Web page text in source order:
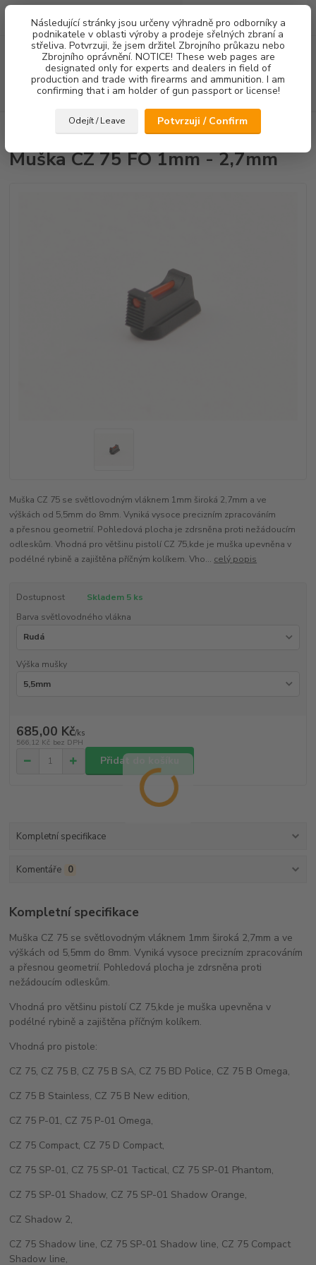
Následující stránky jsou určeny výhradně pro odborníky a
podnikatele v oblasti výroby a prodeje sřelných zbraní a
střeliva. Potvrzuji, že jsem držitel Zbrojního průkazu nebo
Zbrojního oprávnění. NOTICE! These web pages are
designated only for experts and dealers in field of
production and trade with firearms and ammunition. I am
confirming that i am holder of gun passport or license!
Odejít / Leave Potvrzuji / Confirm
Menu
Hledat
za0,00 Kč
Muška CZ 75 FO 1mm - 2,7mm
Muška CZ 75 FO 1mm - 2,7mm
Muška CZ 75 se světlovodným vláknem 1mm široká 2,7mm a ve
výškách od 5,5mm do 8mm. Vyniká vysoce precizním zpracováním
a přesnou geometrií. Pohledová plocha je zdrsněna proti nežádoucím
odleskům. Vhodná pro většinu pistolí CZ 75,kde je muška upevněna v
podélné rybině a zajištěna příčným kolíkem. Vho... celý popis
Dostupnost
Skladem 5 ks
Barva světlovodného vlákna
Výška mušky
685,00 Kč/ks
566,12 Kč bez DPH
Přidat do košíku
Kompletní specifikace
Komentáře 0
Kompletní specifikace
Muška CZ 75 se světlovodným vláknem 1mm široká 2,7mm a ve
výškách od 5,5mm do 8mm. Vyniká vysoce precizním zpracováním
a přesnou geometrií. Pohledová plocha je zdrsněna proti
nežádoucím odleskům.
Vhodná pro většinu pistolí CZ 75,kde je muška upevněna v
podélné rybině a zajištěna příčným kolíkem.
Vhodná pro pistole:
CZ 75, CZ 75 B, CZ 75 B SA, CZ 75 BD Police, CZ 75 B Omega,
CZ 75 B Stainless, CZ 75 B New edition,
CZ 75 P-01, CZ 75 P-01 Omega,
CZ 75 Compact, CZ 75 D Compact,
CZ 75 SP-01, CZ 75 SP-01 Tactical, CZ 75 SP-01 Phantom,
CZ 75 SP-01 Shadow, CZ 75 SP-01 Shadow Orange,
CZ Shadow 2,
CZ 75 Shadow line, CZ 75 SP-01 Shadow line, CZ 75 Compact
Shadow line,